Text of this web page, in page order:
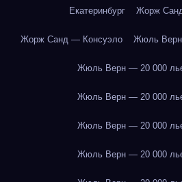
Екатеринбург Жорж
Жорж Санд — Консуэло Жюль Верн
Жюль Верн — 20 000
Жюль Верн — 20 000
Жюль Верн — 20 000
Жюль Верн — 20 000